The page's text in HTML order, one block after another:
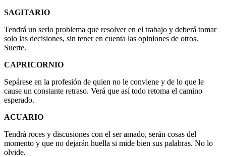
SAGITARIO
Tendrá un serio problema que resolver en el trabajo y deberá tomar
solo las decisiones, sin tener en cuenta las opiniones de otros.
Suerte.
CAPRICORNIO
Sepárese en la profesión de quien no le conviene y de lo que le
cause un constante retraso. Verá que así todo retoma el camino
esperado.
ACUARIO
Tendrá roces y discusiones con el ser amado, serán cosas del
momento y que no dejarán huella si mide bien sus palabras. No lo
olvide.